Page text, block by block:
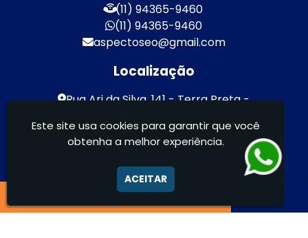
(11) 94365-9460
(11) 94365-9460
aspectoseo@gmail.com
Localização
Rua Ari da Silva, 141 - Terra Preta -
Aspecto Comunicação Visual Ltda -
Este site usa cookies para garantir que você
obtenha a melhor experiência.
ACEITAR